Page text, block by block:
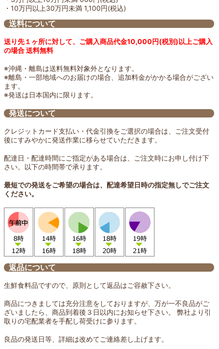
・10万円以上30万円未満 1,100円(税込)
送料について
送り先１ヶ所に対して、ご購入商品代金10,000円(税別)以上ご購入
の場合 送料無料
※沖縄・離島は送料無料対象外となります。
※離島・一部地域へのお届けの場合、追加料金がかかる場合がござい
ます。
※発送は日本国内に限ります。
発送について
クレジットカード支払い・代金引換をご選択の場合は、ご注文受付
後にすみやかに発送作業に移らせていただきます。
配達日・配達時間にご指定がある場合は、ご注文時にお申し付け下
さい。以下の時間帯で承ります。
最短での発送をご希望の場合は、配達希望日時の指定無しでご注文
ください。
返品について
生鮮食料品ですので、原則として返品はご容赦下さい。
商品につきましては充分注意をしておりますが、万が一不良品がご
ざいましたら、商品到着後３日以内にお知らせ下さい。 弊社より引
取りの宅配業者を手配し荷受けに参ります。
良品の発送日等、詳細は改めてご連絡差し上げます。